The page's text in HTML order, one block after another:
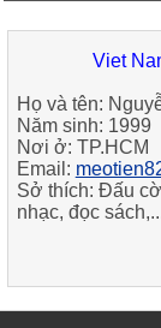
Viet
Họ và tên:
Năm sinh: 1999
Nơi ở: TP.HCM
Email:
Sở thích: Đấu cờ
nhạc, đọc